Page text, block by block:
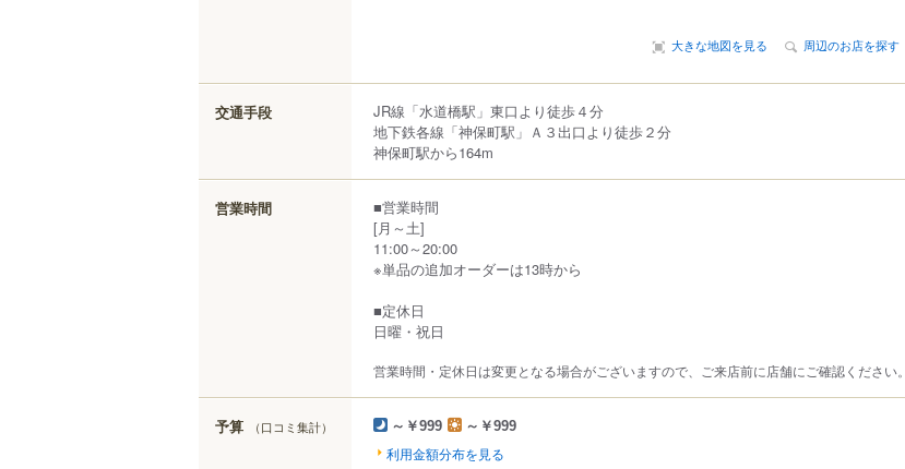
大きな地図を見る 周辺のお店を探す
交通手段
JR線「水道橋駅」東口より徒歩４分
地下鉄各線「神保町駅」Ａ３出口より徒歩２分
神保町駅から164m
営業時間
■営業時間
[月～土]
11:00～20:00
※単品の追加オーダーは13時から
■定休日
日曜・祝日
営業時間・定休日は変更となる場合がございますので、ご来店前に店舗にご確認ください。
予算 （口コミ集計） ～￥999 ～￥999
利用金額分布を見る